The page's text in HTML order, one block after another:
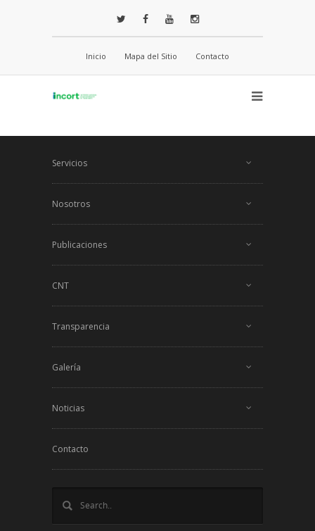
Inicio Mapa del Sitio Contacto
Servicios
Nosotros
Publicaciones
CNT
Transparencia
Galería
Noticias
Contacto